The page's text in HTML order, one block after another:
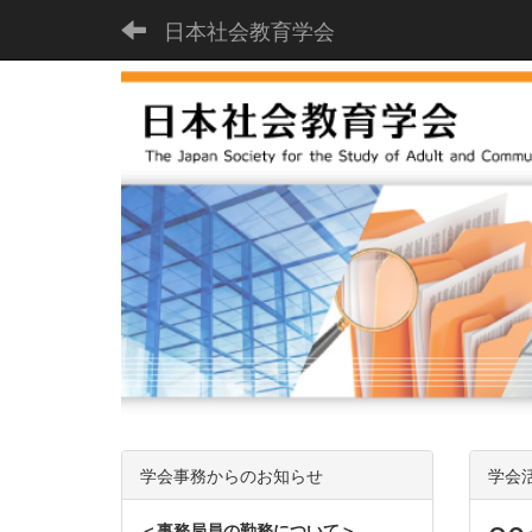
日本社会教育学会
学会
学会事務からのお知らせ